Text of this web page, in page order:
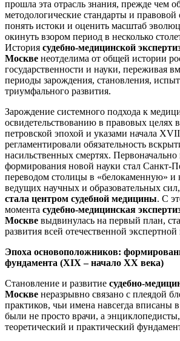
прошла эта отрасль знания, прежде чем
методологические стандарты и правовой
понять истоки и оценить масштаб
окинуть взором период в несколько
История судебно-медицинской
Москве неотделима от общей истории
государственности и науки, переживая
периоды зарождения, становления,
триумфального развития.
Зарождение системного подхода к
освидетельствованию в правовых целях
петровской эпохой и указами начала
регламентировали обязательность
насильственных смертях.
формирования новой науки стал Санкт-
переводом столицы в «белокаменную» и
ведущих научных и образовательных
стала центром судебной медицины. С
момента судебно-медицинская
Москве выдвинулась на первый план,
развития всей отечественной
Эпоха основоположников:
фундамента (XIX – начало XX века)
Становление и развитие судебно-
Москве неразрывно связано с плеядой
практиков, чьи имена навсегда вписаны
были не просто врачи, а
теоретический и практический